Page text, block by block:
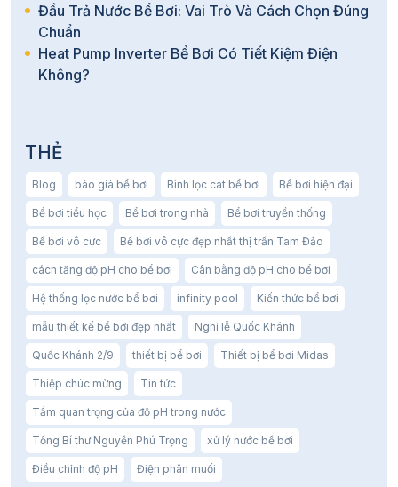
Đầu Trả Nước Bể Bơi: Vai Trò Và Cách Chọn Đúng
Chuẩn
Heat Pump Inverter Bể Bơi Có Tiết Kiệm Điện
Không?
THẺ
Blog báo giá bể bơi Bình lọc cát bể bơi Bể bơi hiện đại
Bể bơi tiểu học Bể bơi trong nhà Bể bơi truyền thống
Bể bơi vô cực Bể bơi vô cực đẹp nhất thị trấn Tam Đảo
cách tăng độ pH cho bể bơi Cân bằng độ pH cho bể bơi
Hệ thống lọc nước bể bơi infinity pool Kiến thức bể bơi
mẫu thiết kế bể bơi đẹp nhất Nghỉ lễ Quốc Khánh
Quốc Khánh 2/9 thiết bị bể bơi Thiết bị bể bơi Midas
Thiệp chúc mừng Tin tức
Tầm quan trọng của độ pH trong nước
Tổng Bí thư Nguyễn Phú Trọng xử lý nước bể bơi
Điều chỉnh độ pH Điện phân muối